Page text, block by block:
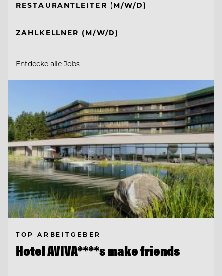
RESTAURANTLEITER (M/W/D)
ZAHLKELLNER (M/W/D)
Entdecke alle Jobs
TOP ARBEITGEBER
Hotel AVIVA****s make friends